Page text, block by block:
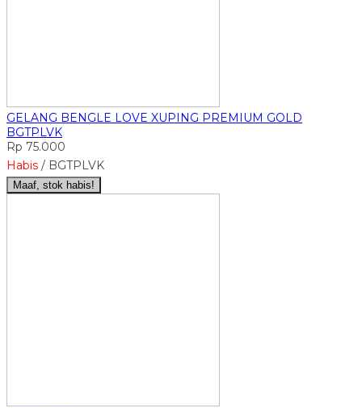
GELANG BENGLE LOVE XUPING PREMIUM GOLD
BGTPLVK
Rp 75.000
Habis / BGTPLVK
Maaf, stok habis!